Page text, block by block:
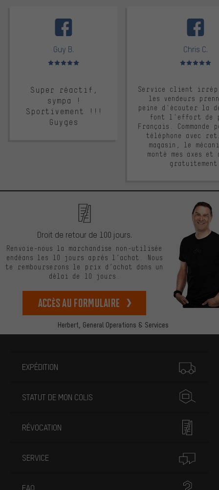
Guy B.
Note moyenne : 5 sur 5
Super réactif,
sympa !
Sportivement !!!
Guyges
Chris C.
Note moyenne :
Service client
les vendeurs
peine d'écouter la
font l'effort de
Français. Commande
téléphone avec
magasin, le
monté mes axes et
Herbert, General Operations & Services
Droit de retour de 100 jours.
Renvoie-nous la marchandise non-utilisée
endéans les 10 jours après l’achat. Nous
te rembourserons le prix d’achat dans un
délai de 10 jours.
Accès au formulaire
EXPÉDITION
STATUT DE MON COLIS
RÉVOCATION
SERVICE
FAQ